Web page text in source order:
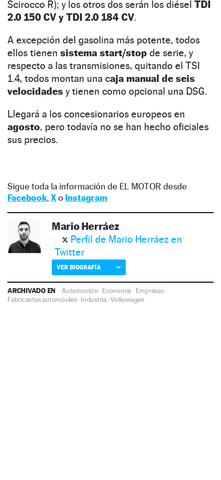
Scirocco R); y los otros dos serán los diésel TDI
2.0 150 CV y TDI 2.0 184 CV.
A excepción del gasolina más potente, todos
ellos tienen sistema start/stop de serie, y
respecto a las transmisiones, quitando el TSI
1.4, todos montan una caja manual de seis
velocidades y tienen como opcional una DSG.
Llegará a los concesionarios europeos en
agosto, pero todavía no se han hecho oficiales
sus precios.
Sigue toda la información de EL MOTOR desde
Facebook, Xo Instagram
Mario Herráez
Perfil de Mario Herráez en
Twitter
VER BIOGRAFÍA
ARCHIVADO EN Automoción · Economía · Empresas·
Fabricantes automóviles· Industria·Volkswagen